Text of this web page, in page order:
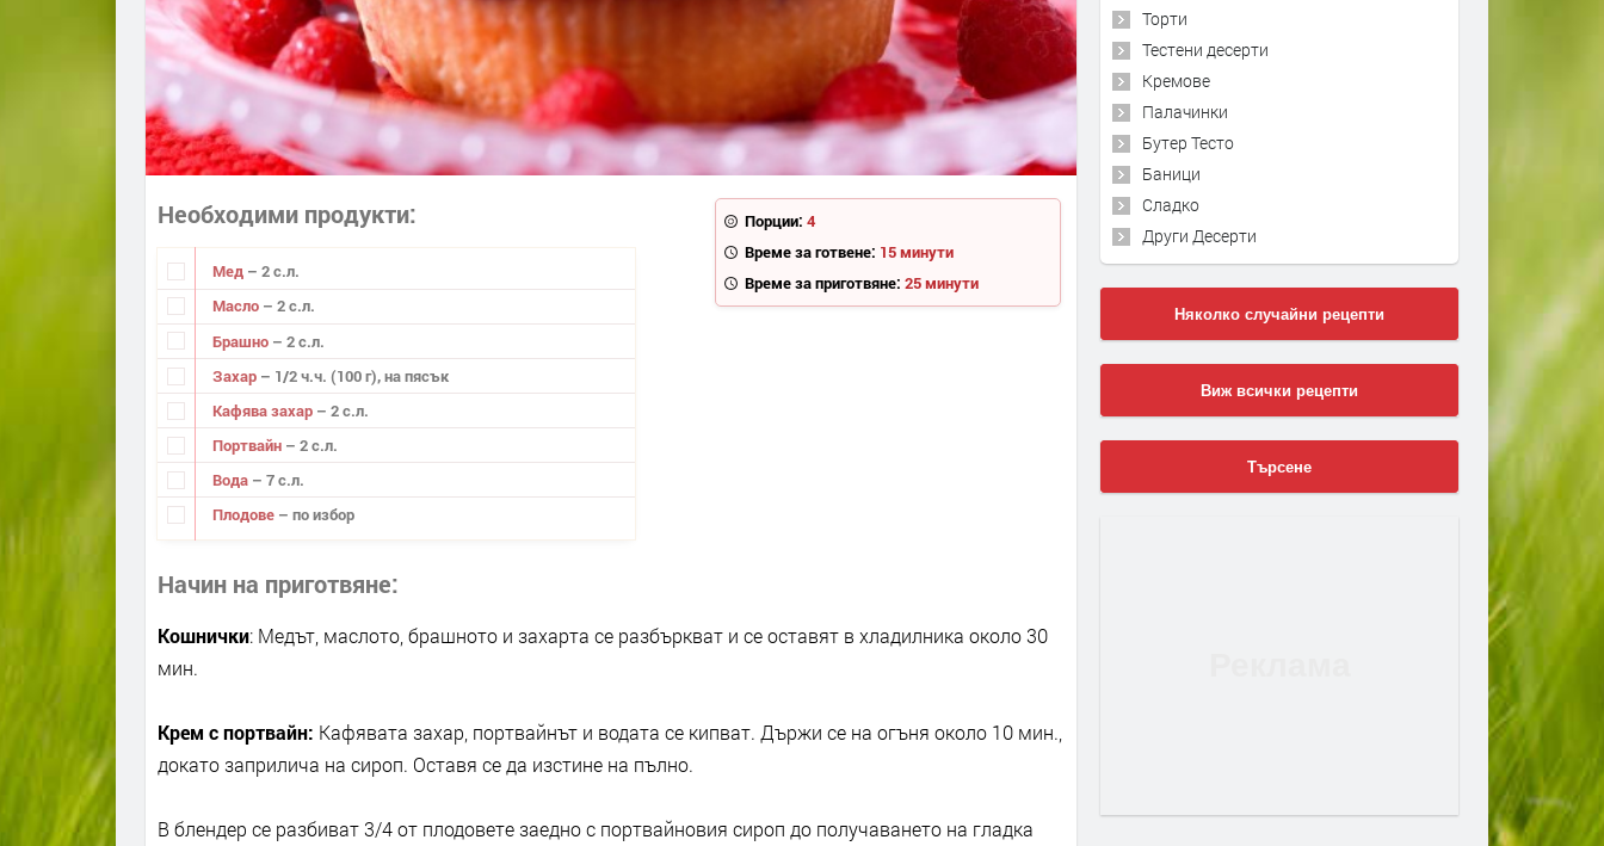
Порции: 4
Време за готвене: 15 минути
Време за приготвяне: 25 минути
Необходими продукти
Мед – 2 с.л.
Масло – 2 с.л.
Брашно – 2 с.л.
Захар – 1/2 ч.ч. (100 г), на пясък
Кафява захар – 2 с.л.
Портвайн – 2 с.л.
Вода – 7 с.л.
Плодове – по избор
Начин на приготвяне
Кошнички: Медът, маслото, брашното и захарта се разбъркват и се оставят в хладилника около 30
мин.
Крем с портвайн: Кафявата захар, портвайнът и водата се кипват. Държи се на огъня около 10 мин.,
докато заприлича на сироп. Оставя се да изстине на пълно.
В блендер се разбиват 3/4 от плодовете заедно с портвайновия сироп до получаването на гладка
Торти
Тестени десерти
Кремове
Палачинки
Бутер Тесто
Баници
Сладко
Други Десерти
Няколко случайни рецепти
Виж всички рецепти
Търсене